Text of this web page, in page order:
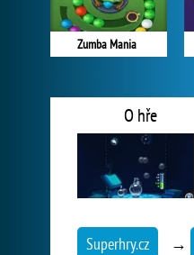
Zumba Mania
O hře
Superhry.cz →